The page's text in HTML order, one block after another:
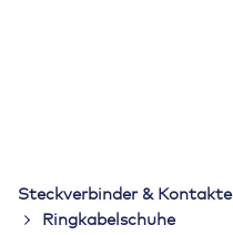
Steckverbinder & Kontakte
Ringkabelschuhe